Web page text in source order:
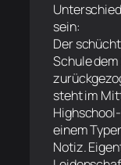
sein:
Der
Schule
steht im
einem
Notiz.